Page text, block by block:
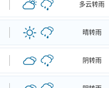
多云转雨
晴转雨
阴转雨